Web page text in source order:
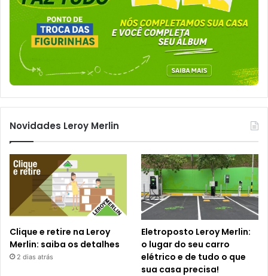
Novidades Leroy Merlin
Clique e retire na Leroy
Merlin: saiba os detalhes
2 dias atrás
Eletroposto Leroy Merlin:
o lugar do seu carro
elétrico e de tudo o que
sua casa precisa!